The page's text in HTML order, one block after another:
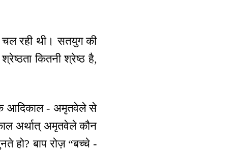
चल रही थी। सतयुग की
कितनी श्रेष्ठ है,
के आदिकाल - अमृतवेले से
अर्थात् अमृतवेले कौन
हो? बाप रोज़ “बच्चे -